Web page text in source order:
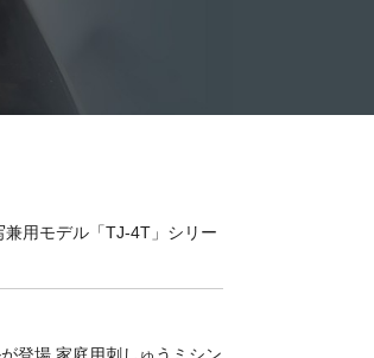
用モデル「TJ-4T」シリー